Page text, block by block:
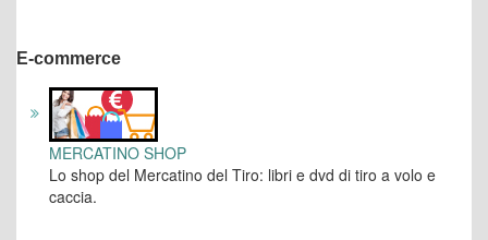
E-commerce
MERCATINO SHOP
Lo shop del Mercatino del Tiro: libri e dvd di tiro a volo e
caccia.